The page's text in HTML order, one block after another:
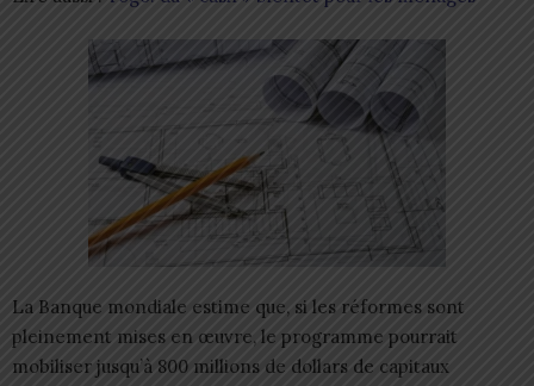
La Banque mondiale estime que, si les réformes sont
pleinement mises en œuvre, le programme pourrait
mobiliser jusqu’à 800 millions de dollars de capitaux